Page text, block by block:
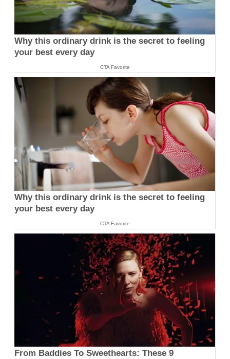
Why this ordinary drink is the secret to feeling
your best every day
CTA Favorite
Why this ordinary drink is the secret to feeling
your best every day
CTA Favorite
From Baddies To Sweethearts: These 9